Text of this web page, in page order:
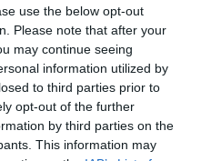
use the below opt-out
Please note that after your
may continue seeing
information utilized by
to third parties prior to
opt-out of the further
by third parties on the
This information may